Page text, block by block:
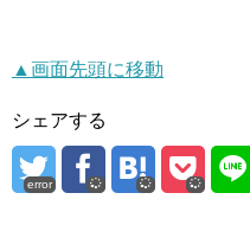
▲画面先頭に移動
シェアする
error